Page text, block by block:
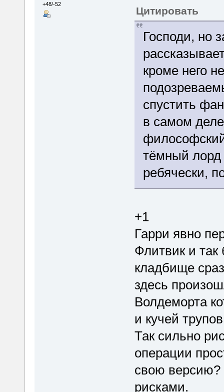
+48/-52
Цитировать
Господи, но
кроме него
спустить
в самом
тёмный лорд
ребячески,
+1
Гарри явно
Флитвик и так
кладбище
здесь
Волдеморта
и кучей
Так сильно
операции
свою версию?
рисками.